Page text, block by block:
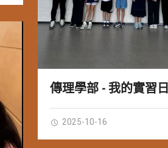
傳理學部 - 我的實習
2025-10-16